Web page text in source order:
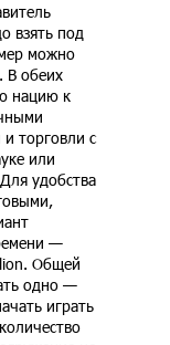
взять под
можно
В обеих
нацию к
торговли с
или
удобства
—
Общей
одно —
играть